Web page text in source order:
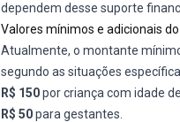
dependem desse suporte
Valores mínimos e adicionais
Atualmente, o montante
segundo as situações
R$ 150por criança com idade
R$ 50para gestantes.